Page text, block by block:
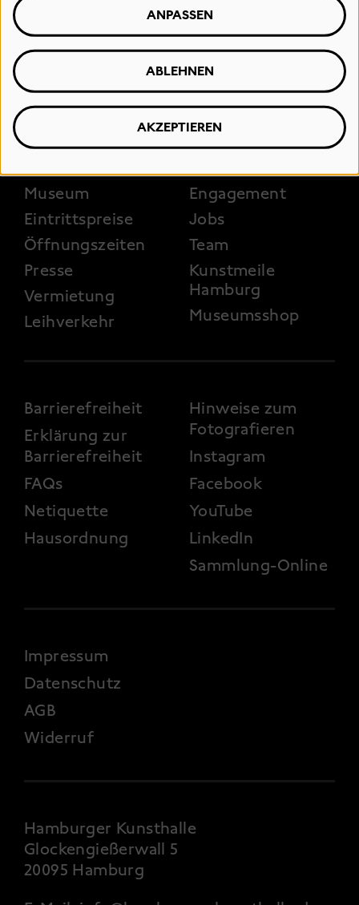
Sammlung
Programm
Entdecken
FOOTER 2
Museum
Eintrittspreise
Öffnungszeiten
Presse
Vermietung
Leihverkehr
Engagement
Jobs
Team
Kunstmeile
Hamburg
Museumsshop
FOOTER 3
Barrierefreiheit
Erklärung zur
Barrierefreiheit
FAQs
Netiquette
Hausordnung
Hinweise zum
Fotografieren
Instagram
Facebook
YouTube
LinkedIn
Sammlung-Online
FOOTER 4
Impressum
Datenschutz
AGB
Widerruf
Hamburger Kunsthalle
Glockengießerwall 5
20095 Hamburg
ANPASSEN
ABLEHNEN
AKZEPTIEREN